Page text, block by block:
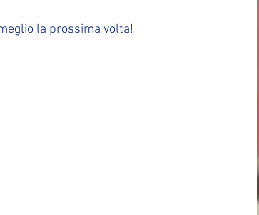
la prossima volta!